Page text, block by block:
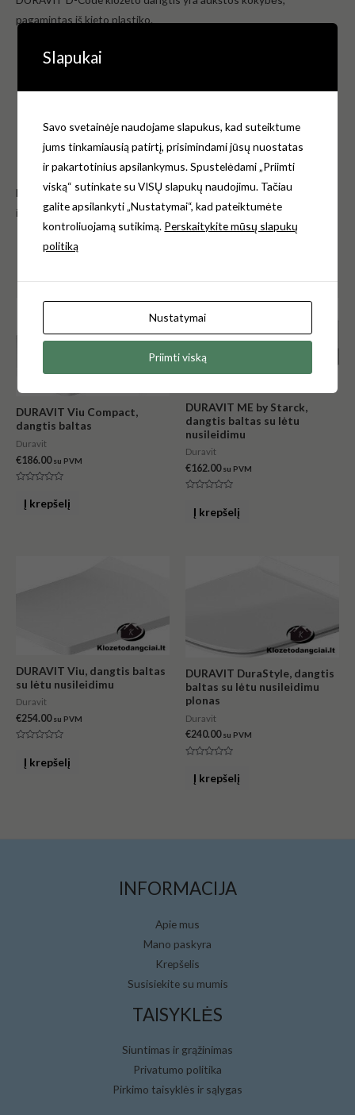
pagamintas iš kieto plastiko.
Spalva – baltas;
Gamintojas Duravit Vokietijoja
Garantija – 2 metai.
Norėdami gauti daugiau informacijos, kreipkitės e-mail:
info@klozetodangciai.lt
DURAVIT Viu Compact,
dangtis baltas
Duravit
€186.00 su PVM
Į krepšelį
DURAVIT ME by Starck,
dangtis baltas su lėtu
nusileidimu
Duravit
€162.00 su PVM
Į krepšelį
DURAVIT Viu, dangtis baltas
su lėtu nusileidimu
Duravit
€254.00 su PVM
Į krepšelį
DURAVIT DuraStyle, dangtis
baltas su lėtu nusileidimu
plonas
Duravit
€240.00 su PVM
Į krepšelį
INFORMACIJA
Apie mus
Mano paskyra
Krepšelis
Susisiekite su mumis
TAISYKLĖS
Siuntimas ir grąžinimas
Privatumo politika
Pirkimo taisyklės ir sąlygas
Slapukai
Savo svetainėje naudojame slapukus, kad suteiktume
jums tinkamiausią patirtį, prisimindami jūsų nuostatas
ir pakartotinius apsilankymus. Spustelėdami „Priimti
viską“ sutinkate su VISŲ slapukų naudojimu. Tačiau
galite apsilankyti „Nustatymai“, kad pateiktumėte
kontroliuojamą sutikimą. Perskaitykite mūsų slapukų
politiką
Nustatymai
Priimti viską